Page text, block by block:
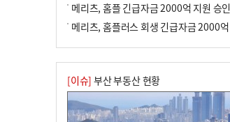
메리츠, 홈플 긴급자금 2000억 지원 승인
[이슈] 부산 부동산 현황